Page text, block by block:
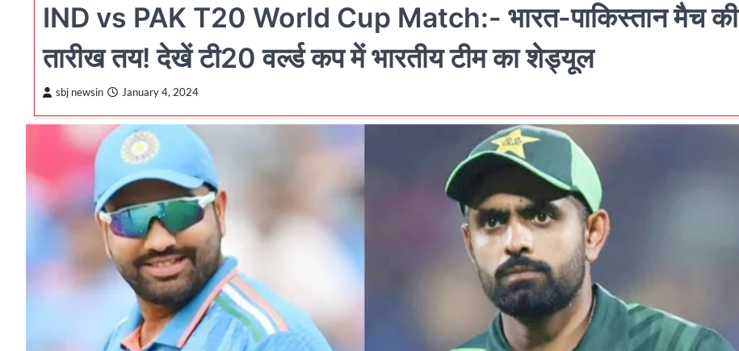
IND vs PAK T20 World Cup Match:- भारत-पाकिस्तान मैच की
तारीख तय! देखें टी20 वर्ल्ड कप में भारतीय टीम का शेड्यूल
sbj newsin January 4, 2024